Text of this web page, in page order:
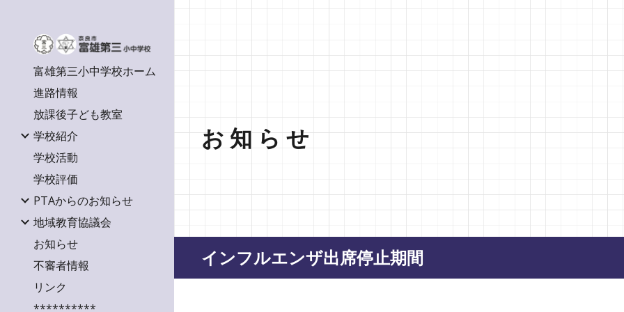
富雄第三小中学校ホーム
進路情報
放課後子ども教室
学校紹介
学校活動
学校評価
PTAからのお知らせ
地域教育協議会
お知らせ
不審者情報
リンク
**********
お 知 ら せ
インフルエンザ出席停止期間